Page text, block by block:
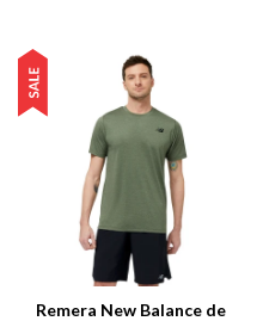
Remera New Balance de